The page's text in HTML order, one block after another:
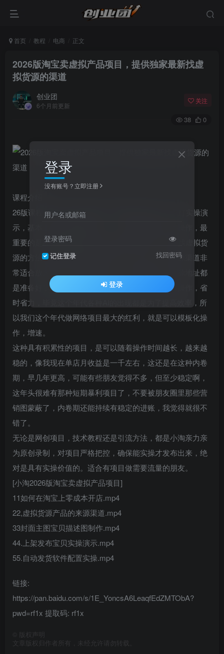
首页 教程 电商 正文
2026版淘宝卖虚拟产品项目，提供独家最新找虚
拟货源的渠道
创业团
6个月前更新
关注
38 0
课程介绍：
26版课程共分五节进行讲解，课程目录如上图，主打实操演
示，基本上学完我这套课程，一个纯新手都能上手操作，最
重要的是26版课程新增了虚拟货源来源渠道，多种找虚拟货
源的方法都会在课程里进行分享的。其中有一种货源渠道非
常适合放大操作，因为封面图、宝贝描述模板、货源地址都
是准备好了的，直接拿来就能上传，类似于搬砖的操作，省
时省力，毕竟这个年代各种AI的出现都是为了提高效率，所
以我们这个年代做网络项目最大的红利，就是可以模板化操
作，增速。
这种具有积累性的项目，是可以随着操作时间越长，越来越
稳的，像我现在单店月收益是一千左右，这还是在这种内卷
期，早几年更高，可能有些朋友觉得不多，但至少稳定啊，
这年头很难有那种短期暴利项目了，不要被朋友圈里那些营
销图蒙蔽了，内卷期还能持续有稳定的进账，我觉得就很不
错了。
无论是网创项目，技术教程还是引流方法，都是小淘亲力亲
为原创录制，对项目严格把控，确保能实操才发布出来，绝
对是具有实操价值的。适合有项目做需要流量的朋友。
[小淘2026版淘宝卖虚拟产品项目]
11如何在淘宝上零成本开店.mp4
22,虚拟货源产品的来源渠道.mp4
33封面主图宝贝描述图制作.mp4
44.上架发布宝贝实操演示.mp4
55.自动发货软件配置实操.mp4
链接:
https://pan.baidu.com/s/1E_YoncsA6LeaqfEdZMTObA?
pwd=rf1x 提取码: rf1x
版权声明
文章版权归作者所有，未经允许请勿转载。
登录
没有账号？立即注册
用户名或邮箱
登录密码
记住登录 找回密码
登录